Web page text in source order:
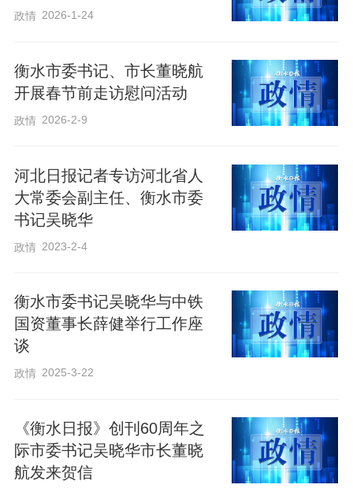
政情 2026-1-24
衡水市委书记、市长董晓航
开展春节前走访慰问活动
政情 2026-2-9
河北日报记者专访河北省人
大常委会副主任、衡水市委
书记吴晓华
政情 2023-2-4
衡水市委书记吴晓华与中铁
国资董事长薛健举行工作座
谈
政情 2025-3-22
《衡水日报》创刊60周年之
际市委书记吴晓华市长董晓
航发来贺信